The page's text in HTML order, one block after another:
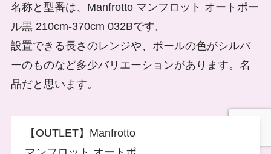
名称と型番は、Manfrotto マンフロット オートポー
ル黒 210cm-370cm 032Bです。
設置できる長さのレンジや、ポールの色がシルバ
ーのものなど多少バリエーションがあります。名
品だと思います。
【OUTLET】Manfrotto